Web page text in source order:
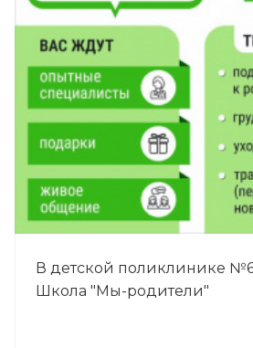
В детской поликлинике №6
Школа "Мы-родители"